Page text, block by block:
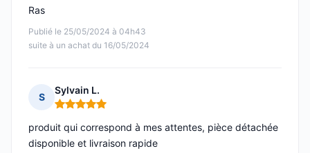
Publié le 25/05/2024 à 04h43
suite à un achat du 16/05/2024
Ras
S
Sylvain L.
Note : 5 sur 5
produit qui correspond à mes attentes, pièce détachée
disponible et livraison rapide